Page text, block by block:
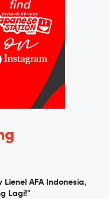
Lienel AFA Indonesia,
Lagi!"